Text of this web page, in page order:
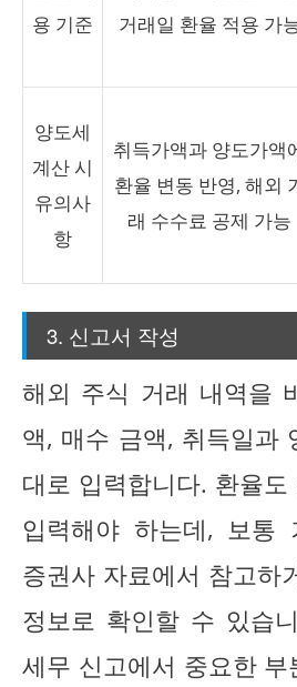
용 기준
거래일 환율 적용 가
양도세
계산 시
유의사
항
취득가액과 양도가액
환율 변동 반영, 해외
래 수수료 공제 가능
3. 신고서 작성
해외 주식 거래 내역을
액, 매수 금액, 취득일과
대로 입력합니다. 환율도
입력해야 하는데, 보통
증권사 자료에서 참고하
정보로 확인할 수 있습
세무 신고에서 중요한 부